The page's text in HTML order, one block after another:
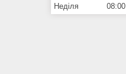
Неділя
08:00